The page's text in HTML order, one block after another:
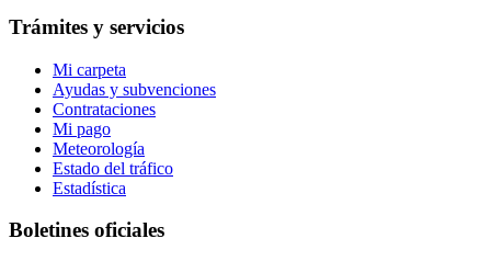
Trámites y servicios
Mi carpeta
Ayudas y subvenciones
Contrataciones
Mi pago
Meteorología
Estado del tráfico
Estadística
Boletines oficiales